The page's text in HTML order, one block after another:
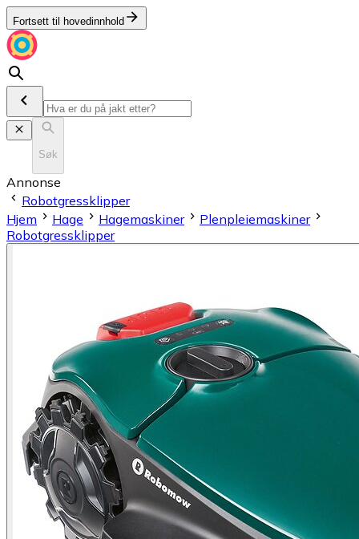
Fortsett til hovedinnhold
Søk
Annonse
Robotgressklipper
Hjem
Hage Hagemaskiner
Plenpleiemaskiner
Robotgressklipper